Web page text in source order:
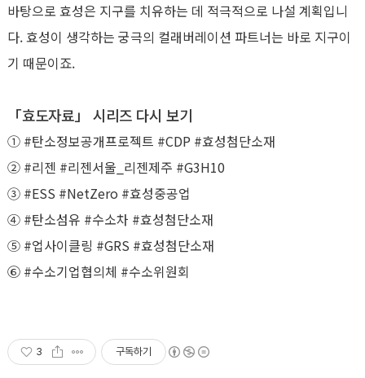
바탕으로 효성은 지구를 치유하는 데 적극적으로 나설 계획입니
다. 효성이 생각하는 궁극의 컬래버레이션 파트너는 바로 지구이
기 때문이죠.
「효도자료」 시리즈 다시 보기
① #탄소정보공개프로젝트 #CDP #효성첨단소재
② #리젠 #리젠서울_리젠제주 #G3H10
③ #ESS #NetZero #효성중공업
④ #탄소섬유 #수소차 #효성첨단소재
⑤ #업사이클링 #GRS #효성첨단소재
⑥ #수소기업협의체 #수소위원회
3 구독하기